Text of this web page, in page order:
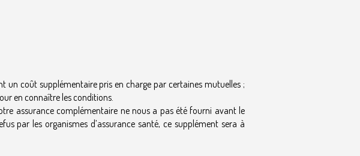
un coût supplémentaire pris en charge par certaines mutuelles ;
en connaître les conditions.
assurance complémentaire ne nous a pas été fourni avant le
par les organismes d’assurance santé, ce supplément sera à